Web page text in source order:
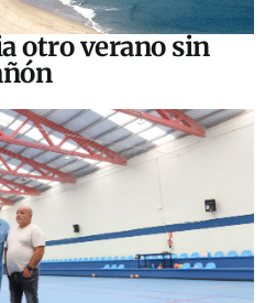
otro verano sin